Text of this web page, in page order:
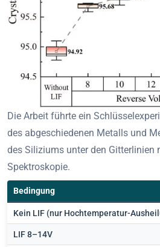
Die Arbeit führte ein
des abgeschiedenen Metalls und
des Siliziums unter den Gitterlinien
Spektroskopie.
Bedingung
Kein LIF (nur Hochtemperatur-
LIF 8–14V